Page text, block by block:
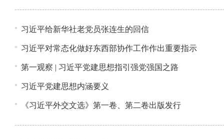
习近平给新华社老党员张连生的回信
习近平对常态化做好东西部协作工作作出重要指示
第一观察 | 习近平党建思想指引强党强国之路
习近平党建思想内涵要义
《习近平外交文选》第一卷、第二卷出版发行